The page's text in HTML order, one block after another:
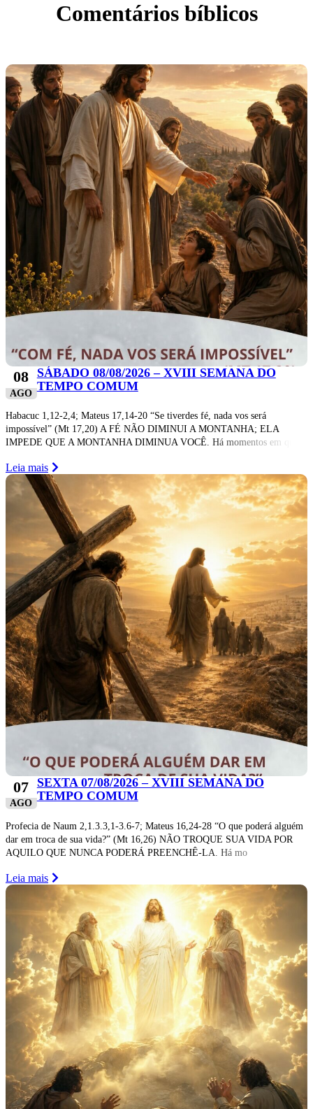
Comentários bíblicos
08
AGO
SÁBADO 08/08/2026 – XVIII SEMANA DO
TEMPO COMUM
Habacuc 1,12-2,4; Mateus 17,14-20 “Se tiverdes fé, nada vos será
impossível” (Mt 17,20) A FÉ NÃO DIMINUI A MONTANHA; ELA
IMPEDE QUE A MONTANHA DIMINUA VOCÊ. Há momentos em qu
Leia mais
07
AGO
SEXTA 07/08/2026 – XVIII SEMANA DO
TEMPO COMUM
Profecia de Naum 2,1.3.3,1-3.6-7; Mateus 16,24-28 “O que poderá alguém
dar em troca de sua vida?” (Mt 16,26) NÃO TROQUE SUA VIDA POR
AQUILO QUE NUNCA PODERÁ PREENCHÊ-LA. Há mo
Leia mais